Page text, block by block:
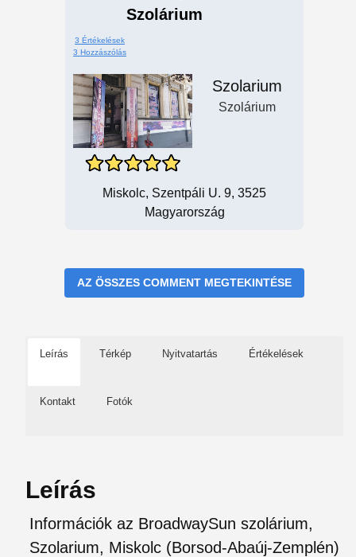
Szolárium
3 Értékelések
3 Hozzászólás
Szolarium
Szolárium
Miskolc, Szentpáli U. 9, 3525
Magyarország
AZ ÖSSZES COMMENT MEGTEKINTÉSE
Leírás Térkép Nyitvatartás Értékelések
Kontakt Fotók
Leírás
Információk az BroadwaySun szolárium,
Szolarium, Miskolc (Borsod-Abaúj-Zemplén)